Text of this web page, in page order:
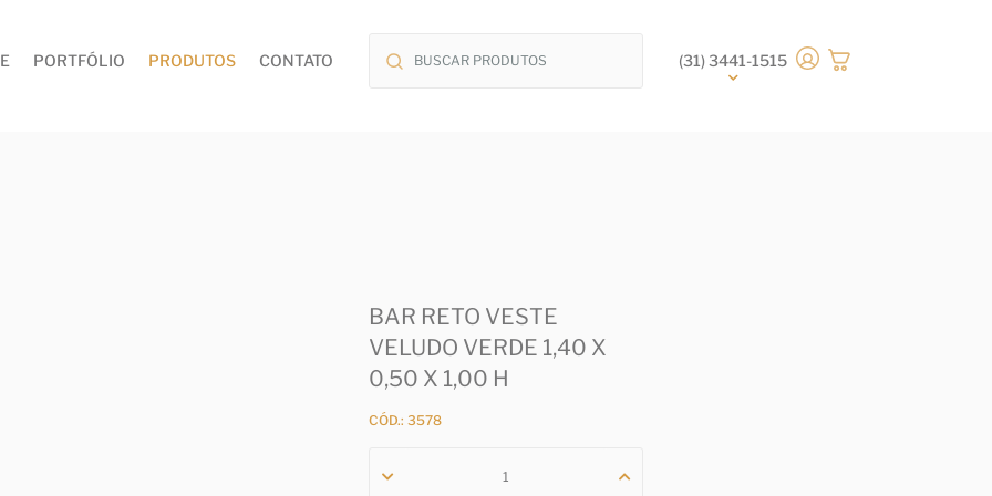
PORTFÓLIO PRODUTOS CONTATO (31) 3441-1515
BAR RETO VESTE
VELUDO VERDE 1,40 X
0,50 X 1,00 H
CÓD.: 3578